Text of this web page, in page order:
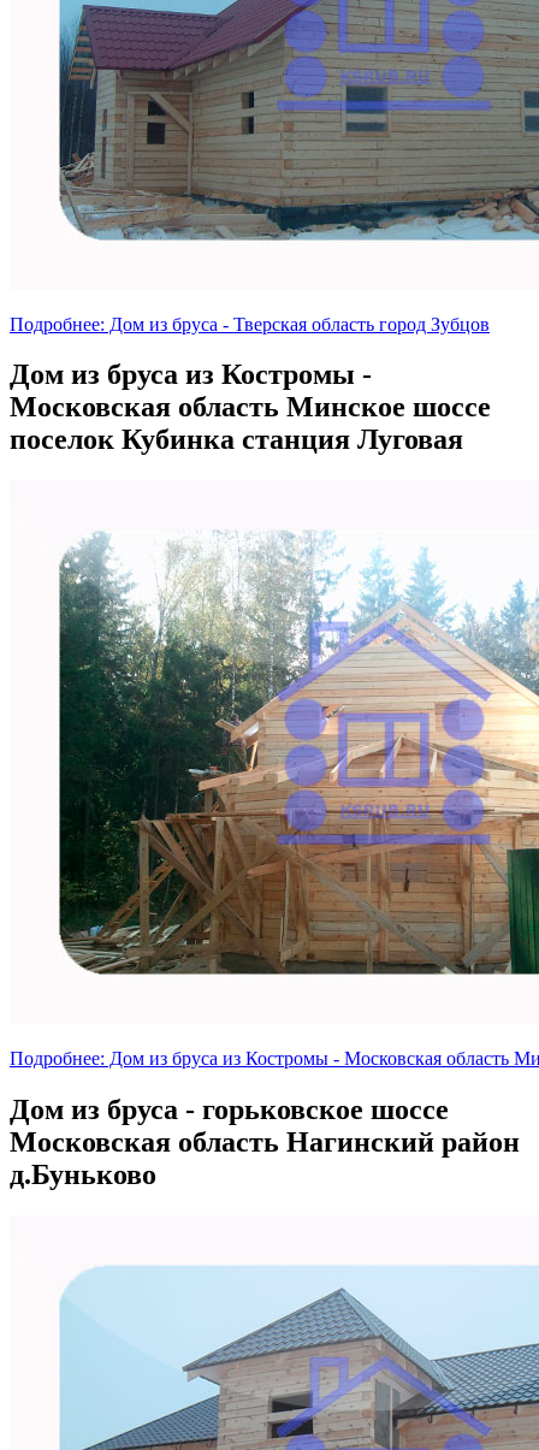
Подробнее: Дом из бруса - Тверская область город Зубцов
Дом из бруса из Костромы -
Московская область Минское шоссе
поселок Кубинка станция Луговая
Подробнее: Дом из бруса из Костромы - Московская область
Дом из бруса - горьковское шоссе
Московская область Нагинский район
д.Буньково